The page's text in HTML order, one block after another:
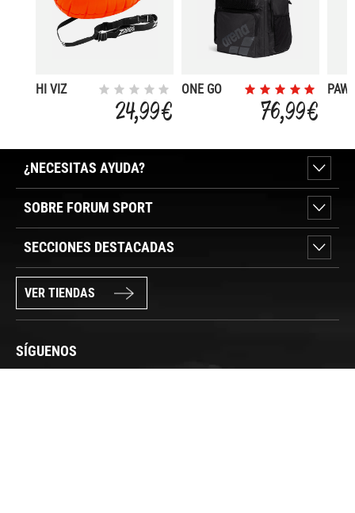
HI VIZ
24,99 €
ONE GO
76,99 €
PAW
¿NECESITAS AYUDA?
SOBRE FORUM SPORT
SECCIONES DESTACADAS
VER TIENDAS
SÍGUENOS